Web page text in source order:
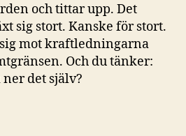
och tittar upp. Det
sig stort. Kanske för stort.
mot kraftledningarna
Och du tänker:
det själv?